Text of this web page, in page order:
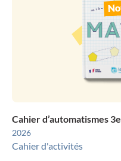
Cahier d’automatismes 3e
2026
Cahier d'activités